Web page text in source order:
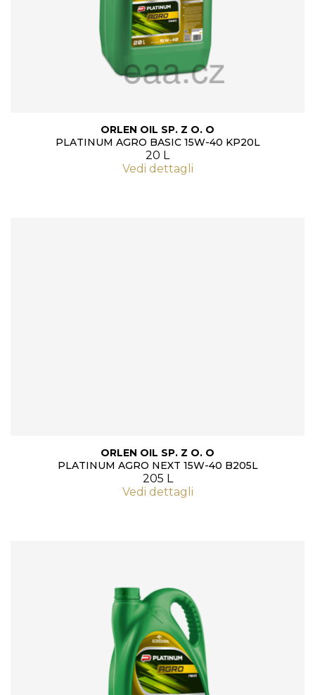
ORLEN OIL SP. Z O. O
PLATINUM AGRO BASIC 15W-40 KP20L
20 L
Vedi dettagli
ORLEN OIL SP. Z O. O
PLATINUM AGRO NEXT 15W-40 B205L
205 L
Vedi dettagli